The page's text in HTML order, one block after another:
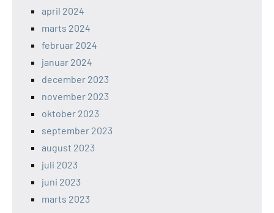
april 2024
marts 2024
februar 2024
januar 2024
december 2023
november 2023
oktober 2023
september 2023
august 2023
juli 2023
juni 2023
marts 2023